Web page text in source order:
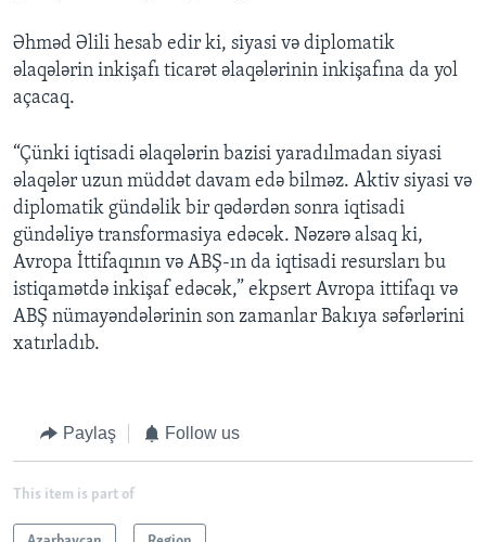
Əhməd Əlili hesab edir ki, siyasi və diplomatik
əlaqələrin inkişafı ticarət əlaqələrinin inkişafına da yol
açacaq.
“Çünki iqtisadi əlaqələrin bazisi yaradılmadan siyasi
əlaqələr uzun müddət davam edə bilməz. Aktiv siyasi və
diplomatik gündəlik bir qədərdən sonra iqtisadi
gündəliyə transformasiya edəcək. Nəzərə alsaq ki,
Avropa İttifaqının və ABŞ-ın da iqtisadi resursları bu
istiqamətdə inkişaf edəcək,” ekpsert Avropa ittifaqı və
ABŞ nümayəndələrinin son zamanlar Bakıya səfərlərini
xatırladıb.
Paylaş Follow us
This item is part of